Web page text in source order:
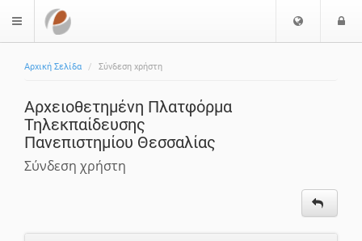
$langMenu
Επιλογή
Αρχική Σελίδα Σύνδεση χρήστη
Αρχειοθετημένη Πλατφόρμα
Τηλεκπαίδευσης
Πανεπιστημίου Θεσσαλίας
Σύνδεση χρήστη